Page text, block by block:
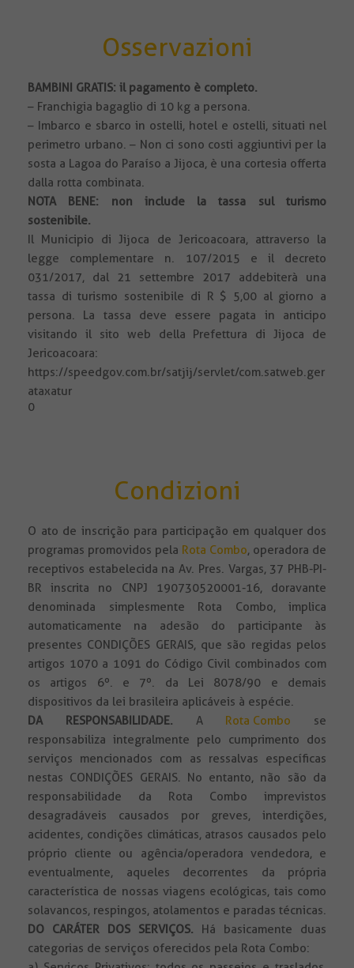
Osservazioni
BAMBINI GRATIS: il pagamento è completo.
– Franchigia bagaglio di 10 kg a persona.
– Imbarco e sbarco in ostelli, hotel e ostelli, situati nel
perimetro urbano. – Non ci sono costi aggiuntivi per la
sosta a Lagoa do Paraíso a Jijoca, è una cortesia offerta
dalla rotta combinata.
NOTA BENE: non include la tassa sul turismo
sostenibile.
Il Municipio di Jijoca de Jericoacoara, attraverso la
legge complementare n. 107/2015 e il decreto
031/2017, dal 21 settembre 2017 addebiterà una
tassa di turismo sostenibile di R $ 5,00 al giorno a
persona. La tassa deve essere pagata in anticipo
visitando il sito web della Prefettura di Jijoca de
Jericoacoara:
https://speedgov.com.br/satjij/servlet/com.satweb.ger
ataxatur
0
Condizioni
O ato de inscrição para participação em qualquer dos
programas promovidos pela Rota Combo, operadora de
receptivos estabelecida na Av. Pres. Vargas, 37 PHB-PI-
BR inscrita no CNPJ 190730520001-16, doravante
denominada simplesmente Rota Combo, implica
automaticamente na adesão do participante às
presentes CONDIÇÕES GERAIS, que são regidas pelos
artigos 1070 a 1091 do Código Civil combinados com
os artigos 6º. e 7º. da Lei 8078/90 e demais
dispositivos da lei brasileira aplicáveis à espécie.
DA RESPONSABILIDADE. A Rota Combo se
responsabiliza integralmente pelo cumprimento dos
serviços mencionados com as ressalvas específicas
nestas CONDIÇÕES GERAIS. No entanto, não são da
responsabilidade da Rota Combo imprevistos
desagradáveis causados por greves, interdições,
acidentes, condições climáticas, atrasos causados pelo
próprio cliente ou agência/operadora vendedora, e
eventualmente, aqueles decorrentes da própria
característica de nossas viagens ecológicas, tais como
solavancos, respingos, atolamentos e paradas técnicas.
DO CARÁTER DOS SERVIÇOS. Há basicamente duas
categorias de serviços oferecidos pela Rota Combo: